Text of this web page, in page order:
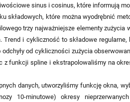
sinus i cosinus, które informują
składowych, które można wyodrębnić
trzy najważniejsze elementy
Trend i cykliczność to składowe
od cykliczności zużycia
z funkcji spline i ekstrapolowaliśmy na
danych, utworzyliśmy funkcję okna,
10-minutowe) okresy